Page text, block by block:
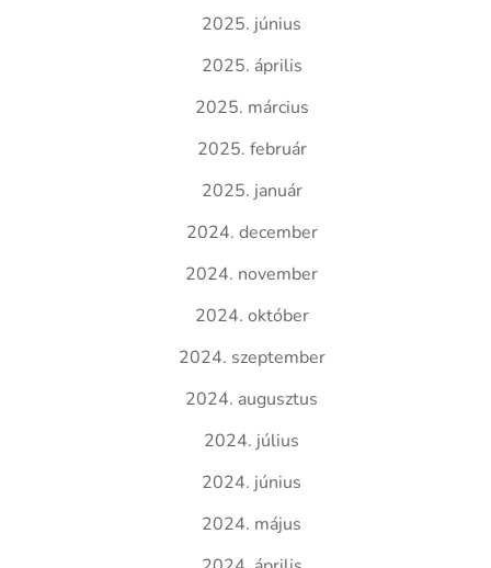
2025. június
2025. április
2025. március
2025. február
2025. január
2024. december
2024. november
2024. október
2024. szeptember
2024. augusztus
2024. július
2024. június
2024. május